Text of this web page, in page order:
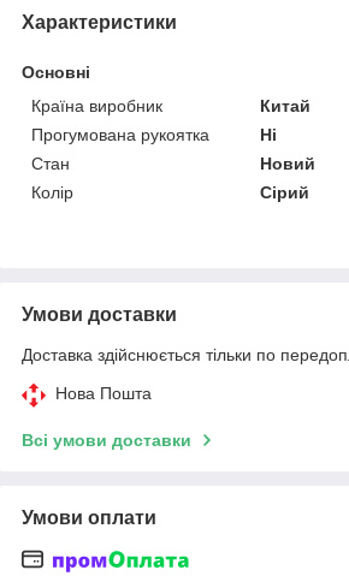
Характеристики
Основні
Країна виробник
Китай
Прогумована рукоятка
Ні
Стан
Новий
Колір
Сірий
Умови доставки
Доставка здійснюється тільки по
Нова Пошта
Всі умови доставки
Умови оплати